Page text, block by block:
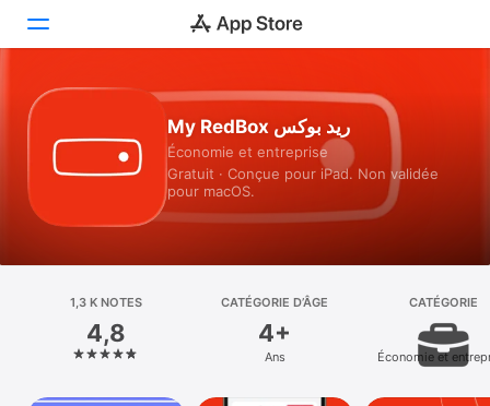
Aujourd’hui
Plateforme
iPhone
iPad
My RedBox ريد بوكس
Économie et entreprise
Gratuit · Conçue pour iPad. Non validée
pour macOS.
1,3 K NOTES
4,8
CATÉGORIE D’ÂGE
4+
Ans
CATÉGORIE
Économie et